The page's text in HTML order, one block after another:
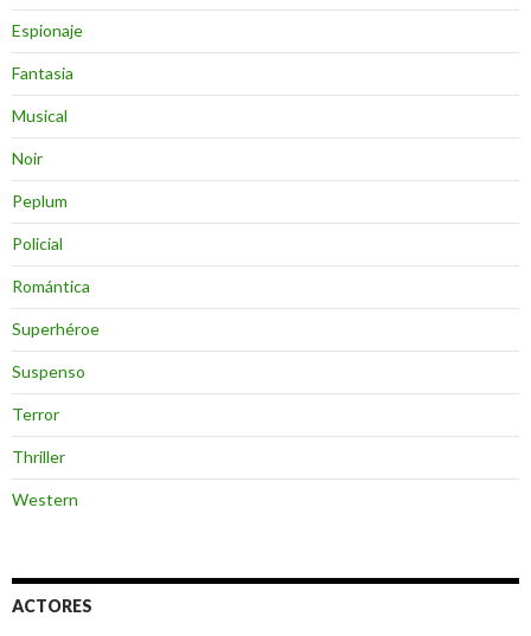
Espionaje
Fantasia
Musical
Noir
Peplum
Policial
Romántica
Superhéroe
Suspenso
Terror
Thriller
Western
ACTORES